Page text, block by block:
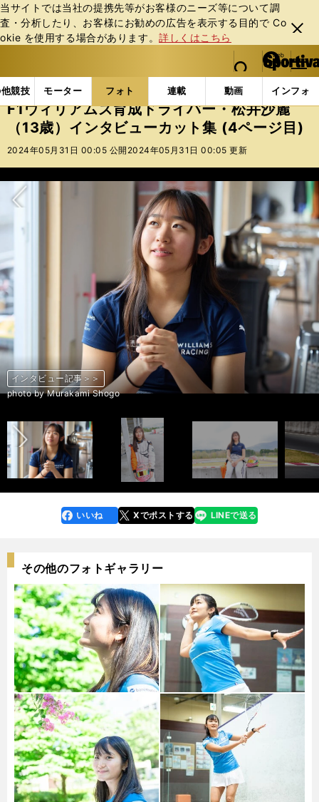
当サイトでは当社の提携先等がお客様のニーズ等について調
査・分析したり、お客様にお勧めの広告を表⽰する⽬的で Co
okie を使⽤する場合があります。詳しくはこちら
閉じ
る
web Sportiva (webスポルティーバ)
検索
マイペ
ー
ジ
メニュ
競技 モーター フォト 連載 動画 インフォ
b
ス
ポ
ル
バ
フォトギャラリー F1ウィリアムズ育成ドライバー・
F1ウィリアムズ育成ドライバー・松井沙麗
（13歳）インタビューカット集 (4ページ目)
2024年05月31日 00:05 公開 2024年05月31日 00:05 更新
インタビュー記事＞＞
photo by Murakami Shogo
インタビュー記事＞＞
photo by Murakami Shogo
インタビュー記事＞＞
photo by Murakami Shogo
インタビュー記事＞＞
photo by Murakami Shogo
インタビュー記事＞＞
photo by Murakami Shogo
インタビュー記事＞＞
photo by Murakami Shogo
インタビュー記事＞＞
photo by Murakami Shogo
インタビュー記事＞＞
photo by Murakami Shogo
インタビュー記事＞＞
photo by Murakami Shogo
インタビュー記事＞＞
photo by Murakami Shogo
インタビュー記事＞＞
photo by Murakami Shogo
インタビュー記事＞＞
photo by Murakami Shogo
インタビュー記事＞＞
photo by Murakami Shogo
インタビュー記事＞＞
photo by Murakami Shogo
インタビュー記事＞＞
photo by Murakami Shogo
インタビュー記事＞＞
photo by Murakami Shogo
インタビュー記事＞＞
photo by Murakami Shogo
インタビュー記事＞＞
photo by Murakami Shogo
前へ
faceboo
k
いいね Xでポストする
line LINEで送る
その他のフォトギャラリー